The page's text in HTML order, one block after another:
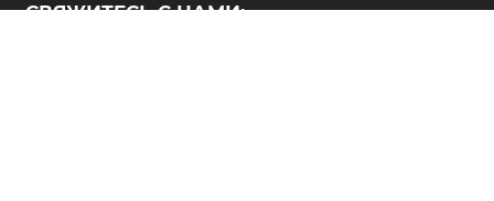
СВЯЖИТЕСЬ С НАМИ: